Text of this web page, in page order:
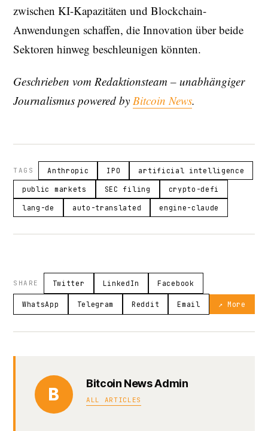
zwischen KI-Kapazitäten und Blockchain-
Anwendungen schaffen, die Innovation über beide
Sektoren hinweg beschleunigen könnten.
Geschrieben vom Redaktionsteam – unabhängiger
Journalismus powered by Bitcoin News.
TAGS Anthropic IPO artificial intelligence
public markets SEC filing crypto-defi
lang-de auto-translated engine-claude
SHARE Twitter LinkedIn Facebook
WhatsApp Telegram Reddit Email ↗ More
B
Bitcoin News Admin
ALL ARTICLES